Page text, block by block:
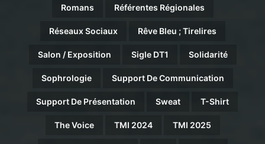
Romans Référentes Régionales
Réseaux Sociaux Rêve Bleu ; Tirelires
Salon / Exposition Sigle DT1 Solidarité
Sophrologie Support De Communication
Support De Présentation Sweat T-Shirt
The Voice TMI 2024 TMI 2025